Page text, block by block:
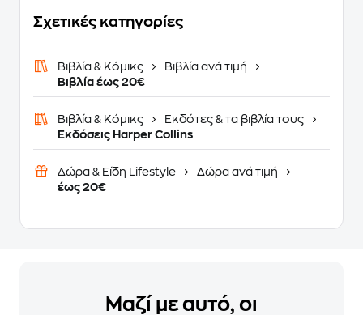
Σχετικές κατηγορίες
Βιβλία & Κόμικς
Βιβλία ανά τιμή
Βιβλία έως 20€
Βιβλία & Κόμικς
Εκδότες & τα βιβλία τους
Εκδόσεις Harper Collins
Δώρα & Είδη Lifestyle
Δώρα ανά τιμή
έως 20€
Μαζί με αυτό, οι